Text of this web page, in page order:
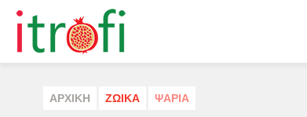
ΑΡΧΙΚΗ ΖΩΙΚA ΨAΡΙΑ